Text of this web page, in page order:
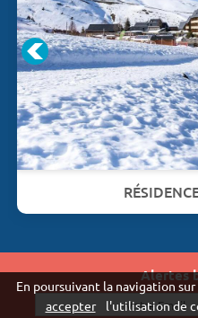
Alertes
Vivaweb SARL -
En poursuivant la navigation
accepter
l'utilisation de